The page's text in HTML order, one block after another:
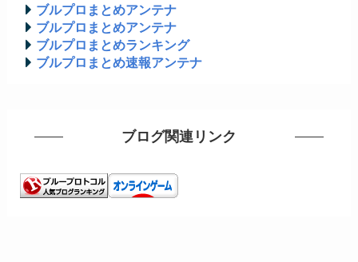
ブルプロまとめアンテナ
ブルプロまとめアンテナ
ブルプロまとめランキング
ブルプロまとめ速報アンテナ
ブログ関連リンク